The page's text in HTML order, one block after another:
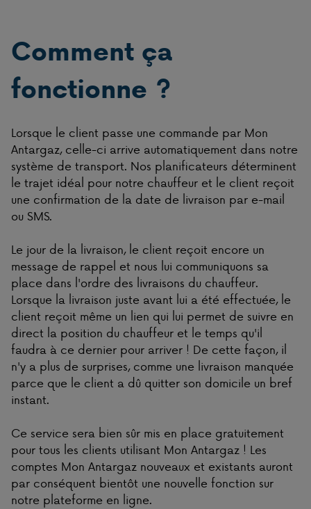
Comment ça
fonctionne ?
Lorsque le client passe une commande par Mon
Antargaz, celle-ci arrive automatiquement dans notre
système de transport. Nos planificateurs déterminent
le trajet idéal pour notre chauffeur et le client reçoit
une confirmation de la date de livraison par e-mail
ou SMS.
Le jour de la livraison, le client reçoit encore un
message de rappel et nous lui communiquons sa
place dans l'ordre des livraisons du chauffeur.
Lorsque la livraison juste avant lui a été effectuée, le
client reçoit même un lien qui lui permet de suivre en
direct la position du chauffeur et le temps qu'il
faudra à ce dernier pour arriver ! De cette façon, il
n'y a plus de surprises, comme une livraison manquée
parce que le client a dû quitter son domicile un bref
instant.
Ce service sera bien sûr mis en place gratuitement
pour tous les clients utilisant Mon Antargaz ! Les
comptes Mon Antargaz nouveaux et existants auront
par conséquent bientôt une nouvelle fonction sur
notre plateforme en ligne.